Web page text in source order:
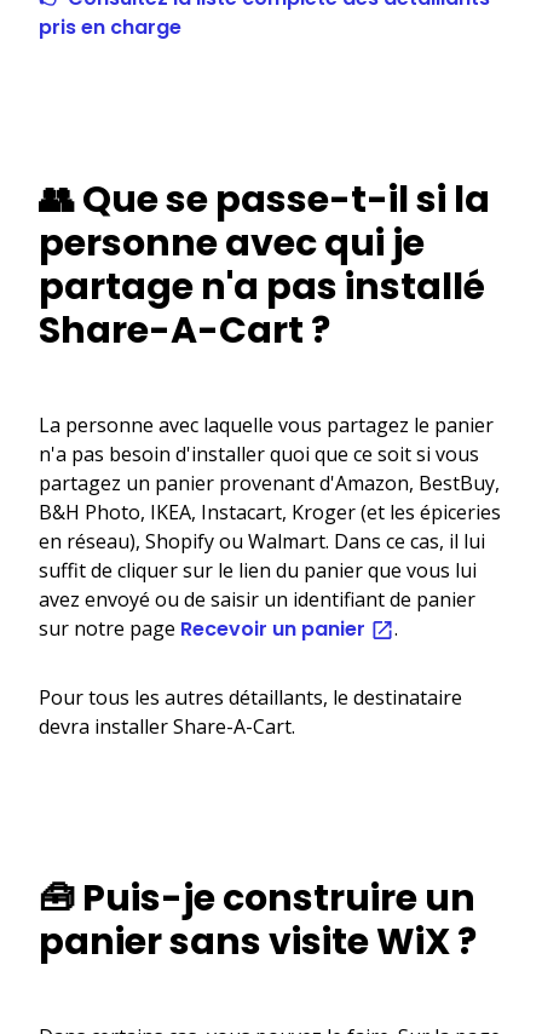
pris en charge
👥 Que se passe-t-il si la
personne avec qui je
partage n'a pas installé
Share-A-Cart ?
La personne avec laquelle vous partagez le panier
n'a pas besoin d'installer quoi que ce soit si vous
partagez un panier provenant d'Amazon, BestBuy,
B&H Photo, IKEA, Instacart, Kroger (et les épiceries
en réseau), Shopify ou Walmart. Dans ce cas, il lui
suffit de cliquer sur le lien du panier que vous lui
avez envoyé ou de saisir un identifiant de panier
sur notre page Recevoir un panier .
Pour tous les autres détaillants, le destinataire
devra installer Share-A-Cart.
🧰 Puis-je construire un
panier sans visite WiX ?